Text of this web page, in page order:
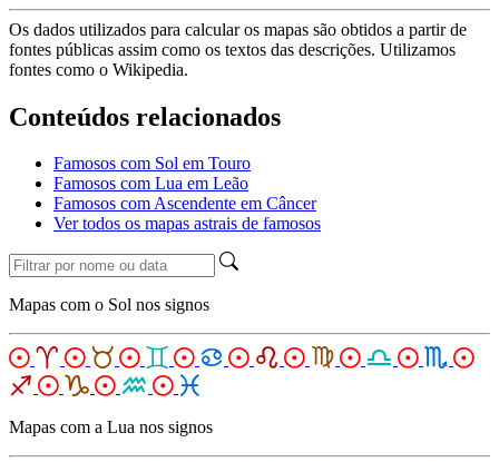
Os dados utilizados para calcular os mapas são obtidos a partir de
fontes públicas assim como os textos das descrições. Utilizamos
fontes como o Wikipedia.
Conteúdos relacionados
Famosos com Sol em Touro
Famosos com Lua em Leão
Famosos com Ascendente em Câncer
Ver todos os mapas astrais de famosos
Mapas com o Sol nos signos
Mapas com a Lua nos signos